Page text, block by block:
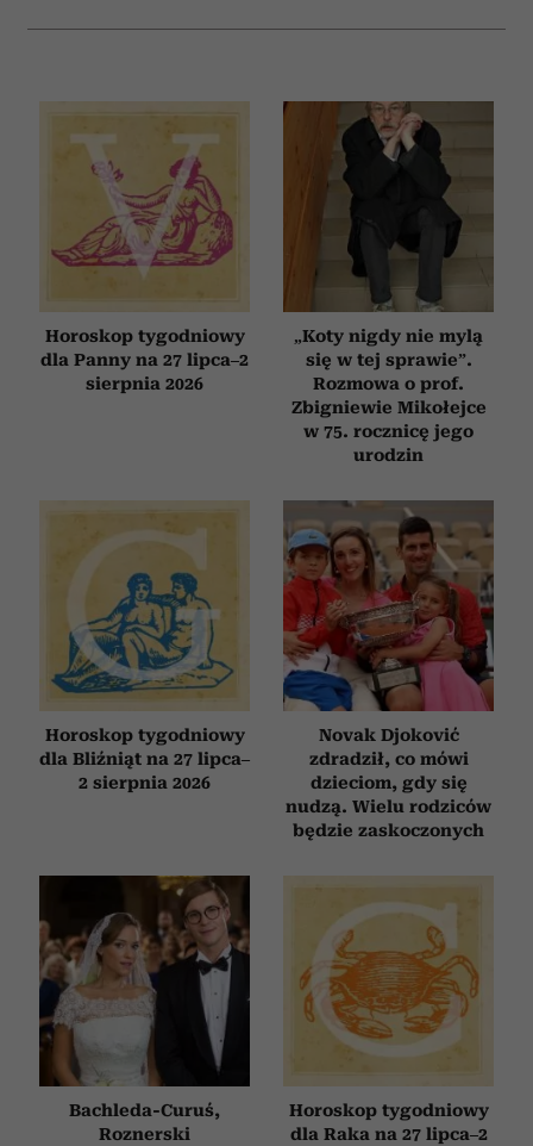
Horoskop tygodniowy
dla Panny na 27 lipca–2
sierpnia 2026
„Koty nigdy nie mylą
się w tej sprawie”.
Rozmowa o prof.
Zbigniewie Mikołejce
w 75. rocznicę jego
urodzin
Horoskop tygodniowy
dla Bliźniąt na 27 lipca–
2 sierpnia 2026
Novak Djoković
zdradził, co mówi
dzieciom, gdy się
nudzą. Wielu rodziców
będzie zaskoczonych
Bachleda-Curuś,
Roznerski
Horoskop tygodniowy
dla Raka na 27 lipca–2